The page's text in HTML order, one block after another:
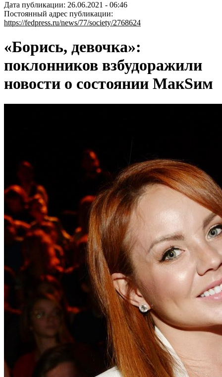
Дата публикации: 26.06.2021 - 06:46
Постоянный адрес публикации:
https://fedpress.ru/news/77/society/2768624
«Борись, девочка»:
поклонников взбудоражили
новости о состоянии МакSим